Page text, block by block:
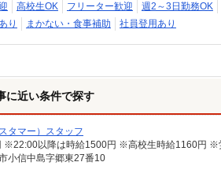
高校生OK フリーター歓迎 週2～3日勤務OK
り
まかない・食事補助 社員登用あり
に近い条件で探す
タマー）スタッフ
小信中島字郷東27番10